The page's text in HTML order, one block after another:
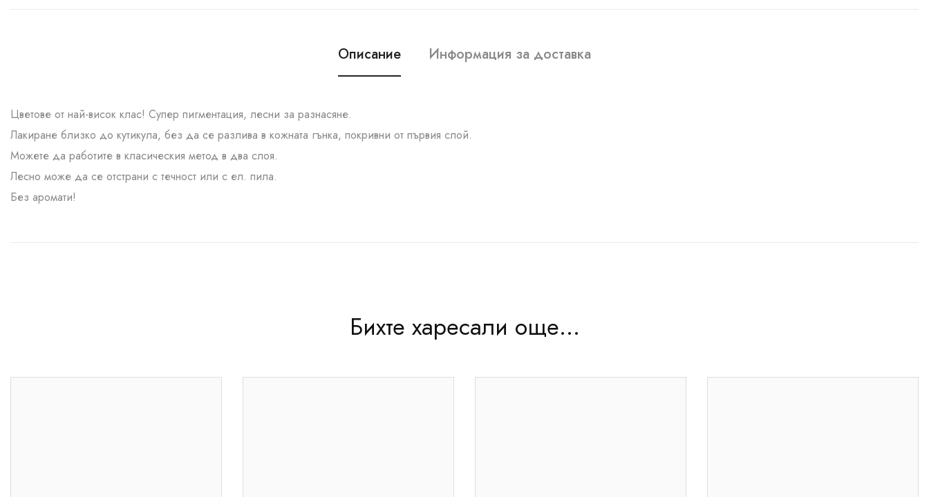
Описание Информация за доставка
Цветове от най-висок клас! Супер пигментация, лесни за разнасяне.
Лакиране близко до кутикула, без да се разлива в кожната гънка, покривни от първия слой.
Можете да работите в класическия метод в два слоя.
Лесно може да се отстрани с течност или с ел. пила.
Без аромати!
Бихте харесали още...